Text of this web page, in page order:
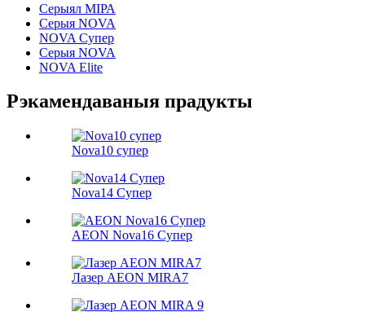
Серыял МІРА
Серыя NOVA
NOVA Супер
Серыя NOVA
NOVA Elite
Рэкамендаваныя прадукты
Nova10 супер
Nova14 Супер
AEON Nova16 Супер
Лазер AEON MIRA7